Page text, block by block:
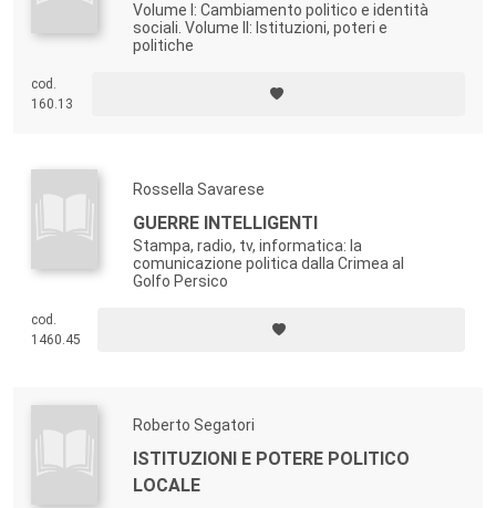
Volume I: Cambiamento politico e identità
sociali. Volume II: Istituzioni, poteri e
politiche
cod.
160.13
Rossella Savarese
GUERRE INTELLIGENTI
Stampa, radio, tv, informatica: la
comunicazione politica dalla Crimea al
Golfo Persico
cod.
1460.45
Roberto Segatori
ISTITUZIONI E POTERE POLITICO
LOCALE